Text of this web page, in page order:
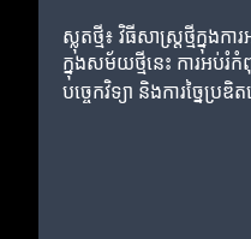
ស្លុតថ្មី៖ វិធីសាស្ត្រថ្មីក្នុងក
ក្នុងសម័យថ្មីនេះ ការអប់
បច្ចេកវិទ្យា និងការច្នៃប្